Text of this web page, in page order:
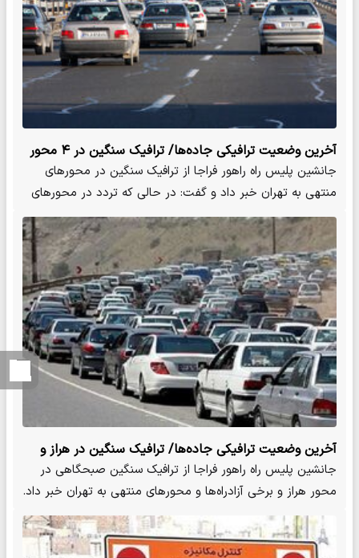
آخرین وضعیت ترافیکی جاده‌ها/ ترافیک سنگین در ۴ محور
منتهی به تهران
جانشین پلیس راه راهور فراجا از ترافیک سنگین در محورهای
منتهی به تهران خبر داد و گفت: در حالی که تردد در محورهای
شمالی…
آخرین وضعیت ترافیکی جاده‌ها/ ترافیک سنگین در هراز و
ورودی‌های تهران
جانشین پلیس راه راهور فراجا از ترافیک سنگین صبحگاهی در
محور هراز و برخی آزادراه‌ها و محورهای منتهی به تهران خبر داد.